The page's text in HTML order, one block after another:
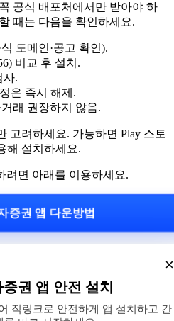
공식 배포처에서만 받아야 하
때는 다음을 확인하세요.
도메인·공고 확인).
비교 후 설치.
사.
은 즉시 해제.
래 권장하지 않음.
고려하세요. 가능하면 Play 스토
해 설치하세요.
려면 아래를 이용하세요.
증권 앱 다운방법
×
권 앱 안전 설치
직링크로 안전하게 앱 설치하고 간